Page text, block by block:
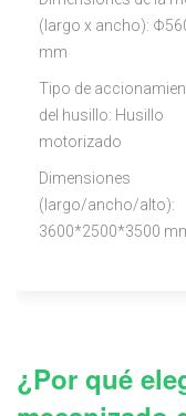
(largo x ancho):
mm
Tipo de
del husillo: Husillo
motorizado
Dimensiones
(largo/ancho/alto):
3600*2500*3500
¿Por qué